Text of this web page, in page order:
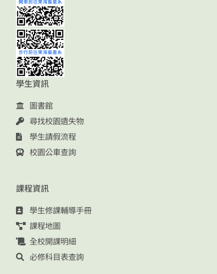
學生資訊
圖書館
尋找校園遺失物
學生請假流程
校園公車查詢
課程資訊
學生修課輔導手冊
課程地圖
全校開課明細
必修科目表查詢